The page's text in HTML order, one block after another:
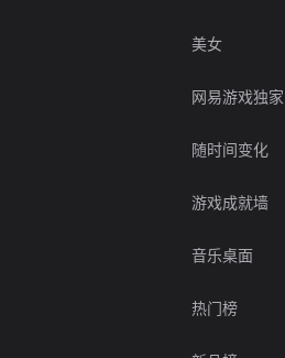
美女
网易游戏独家
随时间变化
游戏成就墙
音乐桌面
热门榜